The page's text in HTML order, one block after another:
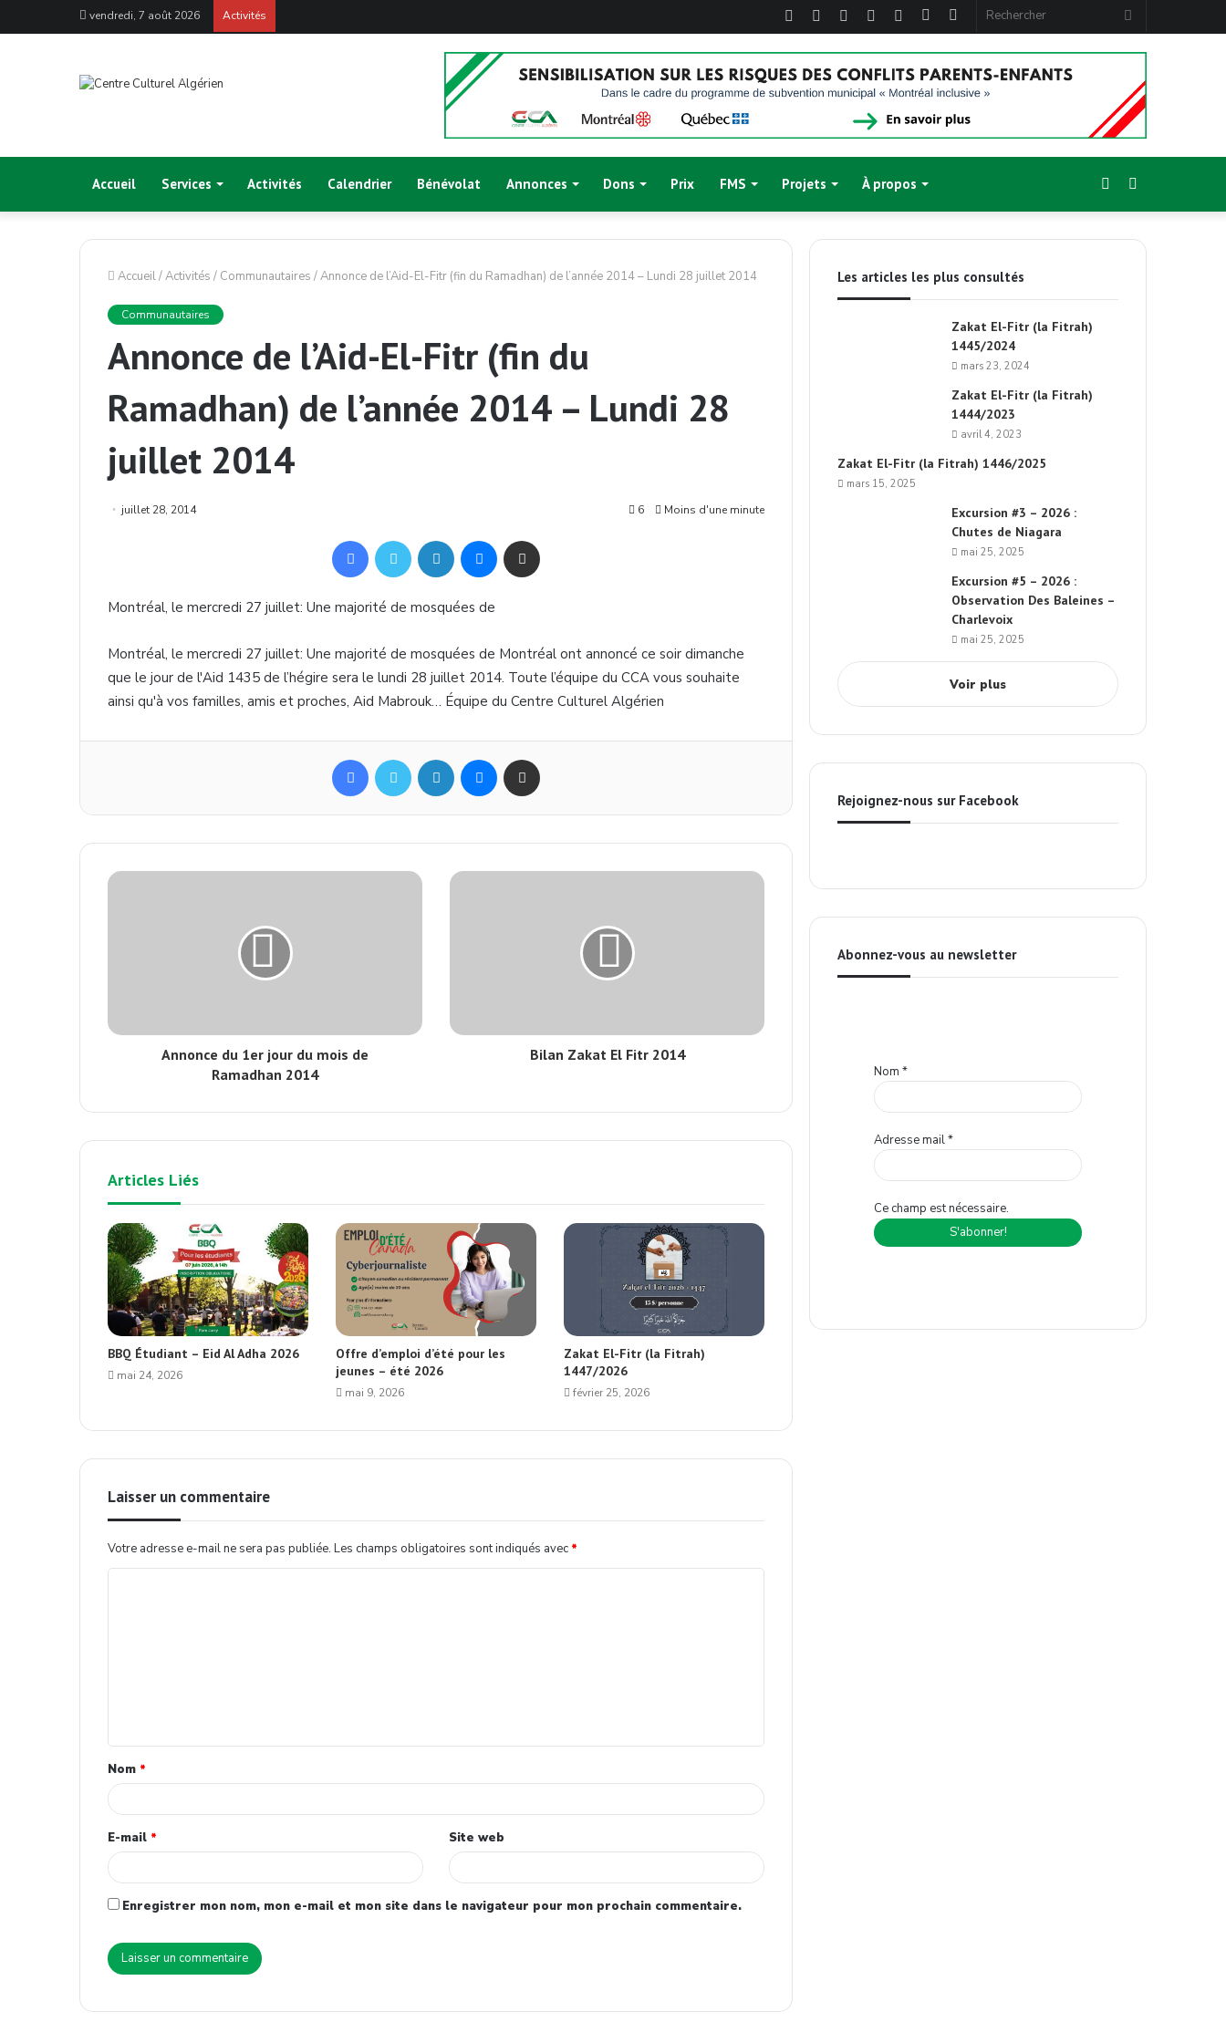
vendredi, 7 août 2026 Activités
Sidebar
(barre
latérale)
Article
Aléatoire
Instagram
YouTube
Linkedin
Twitter
Facebook
Accueil Services Activités Calendrier Bénévolat Annonces Dons Prix FMS Projets À propos
skin
Sidebar
(barre
Accueil/Activités / Communautaires /Annonce de l’Aid-El-Fitr (fin du Ramadhan) de l’année 2014 – Lundi 28 juillet 2014
Communautaires
Annonce de l’Aid-El-Fitr (fin du
Ramadhan) de l’année 2014 – Lundi 28
juillet 2014
juillet 28, 2014 6 Moins d'une minute
Montréal, le mercredi 27 juillet: Une majorité de mosquées de
Montréal, le mercredi 27 juillet: Une majorité de mosquées de Montréal ont annoncé ce soir dimanche
que le jour de l'Aid 1435 de l’hégire sera le lundi 28 juillet 2014. Toute l’équipe du CCA vous souhaite
ainsi qu'à vos familles, amis et proches, Aid Mabrouk… Équipe du Centre Culturel Algérien
Annonce du 1er jour du mois de
Ramadhan 2014
Bilan Zakat El Fitr 2014
Articles Liés
BBQ Étudiant – Eid Al Adha 2026
mai 24, 2026
Offre d’emploi d’été pour les
jeunes – été 2026
mai 9, 2026
Zakat El-Fitr (la Fitrah)
1447/2026
février 25, 2026
Laisser un commentaire
Votre adresse e-mail ne sera pas publiée. Les champs obligatoires sont indiqués avec *
Nom *
E-mail * Site web
Enregistrer mon nom, mon e-mail et mon site dans le navigateur pour mon prochain commentaire.
Les articles les plus consultés
Zakat El-Fitr (la Fitrah)
1445/2024
mars 23, 2024
Zakat El-Fitr (la Fitrah)
1444/2023
avril 4, 2023
Zakat El-Fitr (la Fitrah) 1446/2025
mars 15, 2025
Excursion #3 – 2026 :
Chutes de Niagara
mai 25, 2025
Excursion #5 – 2026 :
Observation Des Baleines –
Charlevoix
mai 25, 2025
Voir plus
Rejoignez-nous sur Facebook
Abonnez-vous au newsletter
Nom*
Adresse mail*
Ce champ est nécessaire.